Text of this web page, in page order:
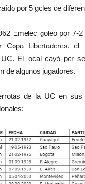
por 5 goles de
Emelec goleó por 7-
Copa Libertadores, el
El local cayó por
de algunos jugadores.
de la UC en sus